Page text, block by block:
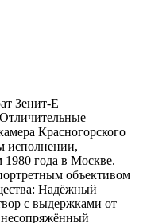
Зенит-Е
Красногорского
исполнении,
года в Москве.
объективом
Надёжный
с выдержками от